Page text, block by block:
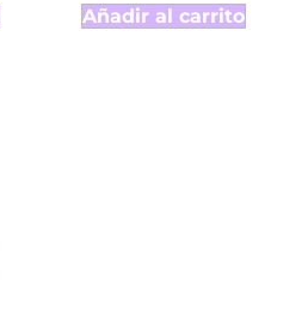
Añadir al carrito